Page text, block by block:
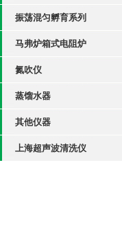
振荡混匀孵育系列
马弗炉箱式电阻炉
氮吹仪
蒸馏水器
其他仪器
上海超声波清洗仪